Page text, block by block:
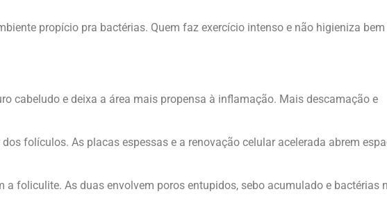
propício pra bactérias. Quem faz exercício intenso e não higieniza bem
cabeludo e deixa a área mais propensa à inflamação. Mais descamação e
folículos. As placas espessas e a renovação celular acelerada abrem
foliculite. As duas envolvem poros entupidos, sebo acumulado e bactérias